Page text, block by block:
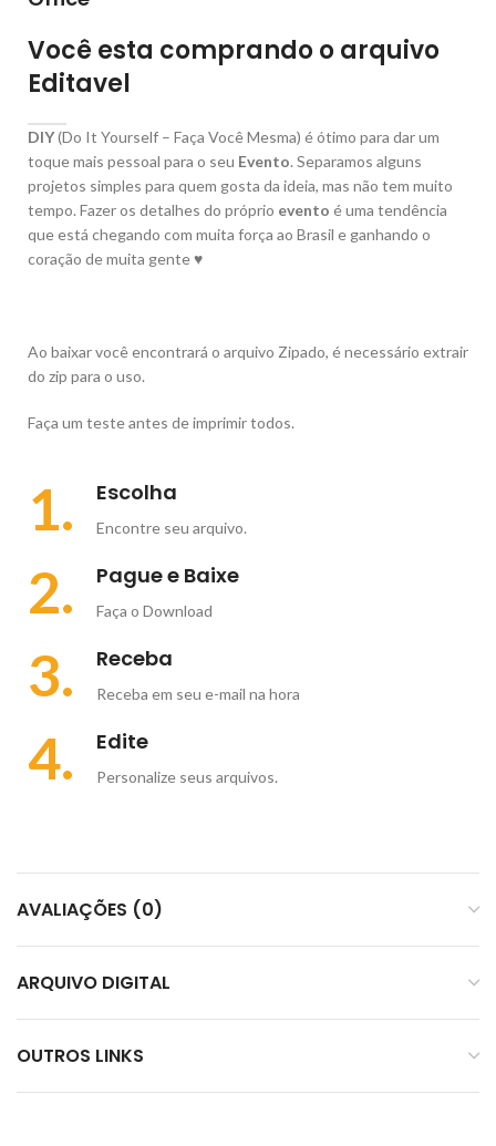
Você esta comprando o arquivo
Editavel
DIY(Do It Yourself – Faça Você Mesma) é ótimo para dar um
toque mais pessoal para o seu Evento. Separamos alguns
projetos simples para quem gosta da ideia, mas não tem muito
tempo. Fazer os detalhes do próprio evento é uma tendência
que está chegando com muita força ao Brasil e ganhando o
coração de muita gente ♥
Ao baixar você encontrará o arquivo Zipado, é necessário extrair
do zip para o uso.
Faça um teste antes de imprimir todos.
1. Escolha
Encontre seu arquivo.
2. Pague e Baixe
Faça o Download
3. Receba
Receba em seu e-mail na hora
4. Edite
Personalize seus arquivos.
AVALIAÇÕES (0)
ARQUIVO DIGITAL
OUTROS LINKS